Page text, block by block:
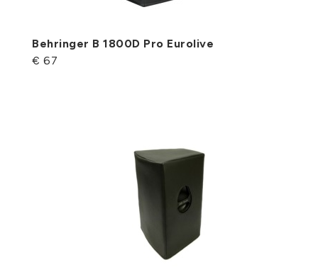
Behringer B 1800D Pro Eurolive
€ 67